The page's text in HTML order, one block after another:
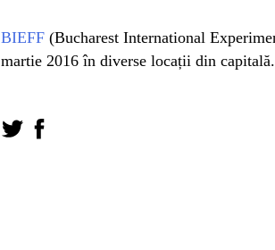
BIEFF (Bucharest International
martie 2016 în diverse locații din